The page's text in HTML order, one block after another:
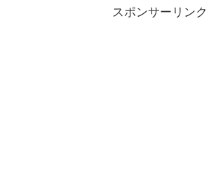
スポンサーリンク